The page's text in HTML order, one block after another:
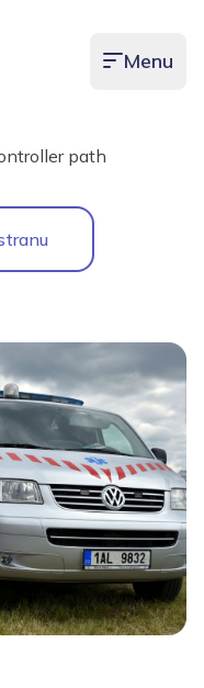
Otevřít
Menu
path